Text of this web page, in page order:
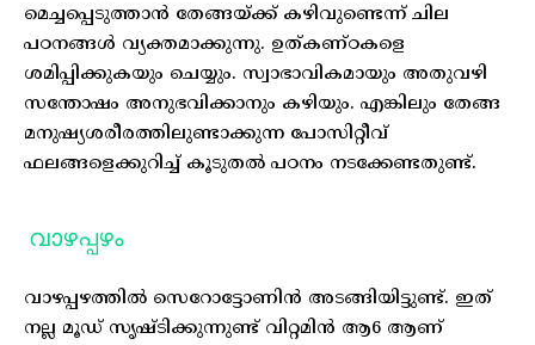
മെച്ചപ്പെടുത്താൻ തേങ്ങയ്ക്ക് കഴിവുണ്ടെന്ന് ചില
പഠനങ്ങൾ വ്യക്തമാക്കുന്നു. ഉത്കണ്ഠകളെ
ശമിപ്പിക്കുകയും ചെയ്യും. സ്വാഭാവികമായും അതുവഴി
സന്തോഷം അനുഭവിക്കാനും കഴിയും. എങ്കിലും തേങ്ങ
മനുഷ്യശരീരത്തിലുണ്ടാക്കുന്ന പോസിറ്റീവ്
ഫലങ്ങളെക്കുറിച്ച് കൂടുതൽ പഠനം നടക്കേണ്ടതുണ്ട്.
വാഴപ്പഴം
വാഴപ്പഴത്തിൽ സെറോട്ടോണിൻ അടങ്ങിയിട്ടുണ്ട്. ഇത്
നല്ല മൂഡ് സൃഷ്ടിക്കുന്നുണ്ട് വിറ്റമിൻ ആ6 ആണ്